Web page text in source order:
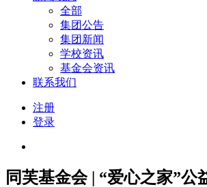
全部
集团公告
集团新闻
学校资讯
基金会资讯
联系我们
注册
登录
同芙基金会 | “爱心之家”公